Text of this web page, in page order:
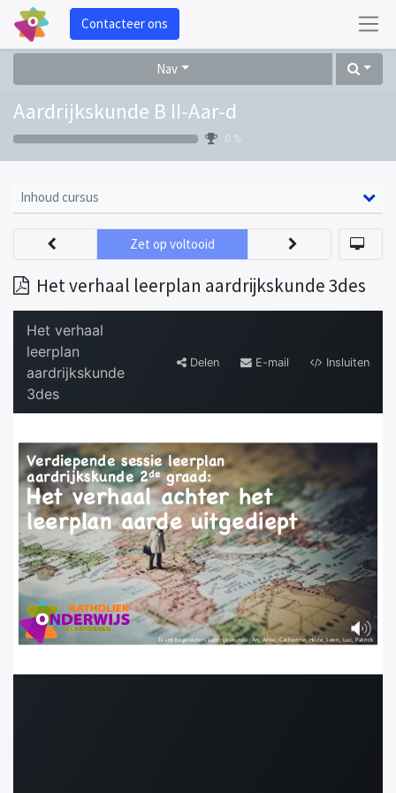
Contacteer ons
Nav
Aardrijkskunde B II-Aar-d
0 %
Inhoud cursus
Het verhaal leerplan aardrijkskunde 3des
Zet op voltooid